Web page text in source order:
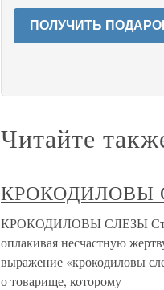
ПОЛУЧИТЬ
Читайте
КРОКОДИЛОВЫ
КРОКОДИЛОВЫ СЛЕЗЫ
оплакивая несчастную
выражение «крокодиловы
о товарище, которому